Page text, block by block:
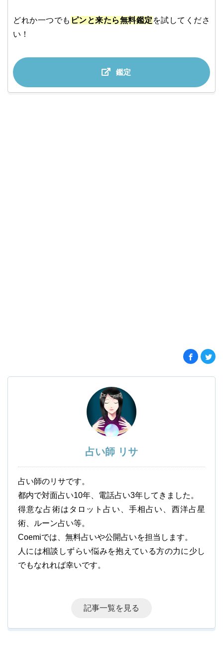
どれか一つでも ピンと来たら無料鑑定 を試してくださ
い！
鑑定
占い師 リサ
占い師のリサです。
都内で対面占い10年、電話占い3年してきました。
得意な占術はタロット占い、手相占い、西洋占星
術、ルーン占い等。
Coemiでは、無料占いや公開占いを担当します。
人には相談しずらい悩みを抱えている方の力に少し
でもなれれば幸いです。
記事一覧を見る